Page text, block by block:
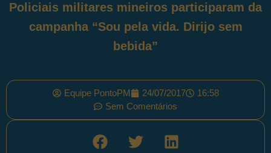
Policiais militares mineiros participaram da
campanha “Sou pela vida. Dirijo sem
bebida”
Equipe PontoPM 24/07/2017
16:58
Sem Comentários